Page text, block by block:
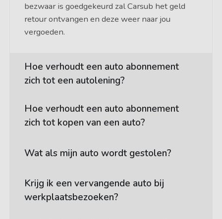
bezwaar is goedgekeurd zal Carsub het geld
retour ontvangen en deze weer naar jou
vergoeden.
Hoe verhoudt een auto abonnement
zich tot een autolening?
Hoe verhoudt een auto abonnement
zich tot kopen van een auto?
Wat als mijn auto wordt gestolen?
Krijg ik een vervangende auto bij
werkplaatsbezoeken?